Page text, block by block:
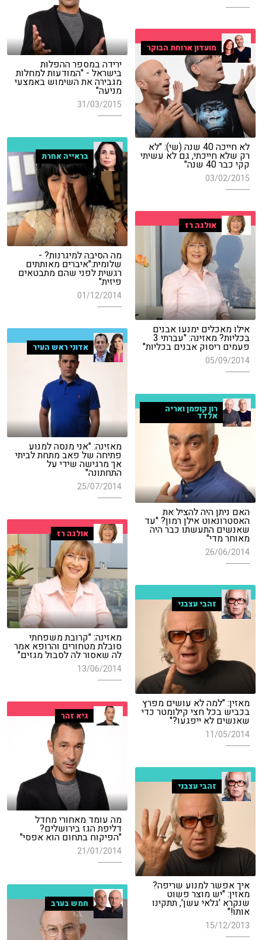
ירידה במספר ההפלות
בישראל - "המודעות למחלות
מגבירה את השימוש באמצעי
מניעה"
31/03/2015
מועדון ארוחת הבוקר
לא חייכה 40 שנה (שי): "לא
רק שלא חייכתי, גם לא עשיתי
קקי כבר 40 שנה"
03/02/2015
בראייה אחרת
מה הסיבה למיגרנות? -
שלומית:"איברים מאותתים
רגשית לפני שהם מתבטאים
פיזית"
01/12/2014
אולגה רז
אילו מאכלים ימנעו אבנים
בכליות? מאזינה: "עברתי 3
פעמים ריסוק אבנים בכליות"
05/09/2014
אדוני ראש העיר
מאזינה: "אני מנסה למנוע
פתיחה של פאב מתחת לביתי
אך מרגישה שידי על
התחתונה"
25/07/2014
רון קופמן ואריה
אלדד
האם ניתן היה להציל את
האסטרונאוט אילן רמון? "עד
שאנשים התעשתו כבר היה
מאוחר מדי"
26/06/2014
אולגה רז
מאזינה: "קרובת משפחתי
סובלת מטחורים והרופא אמר
לה שאסור לה לסבול מגזים"
13/06/2014
זהבי עצבני
מאזין: "למה לא עושים מפרץ
בכביש בכל חצי קילומטר כדי
שאנשים לא ייפגעו?"
11/05/2014
גיא זהר
מה עומד מאחורי מחדל
דליפת הגז בירושלים?
"הפיקוח בתחום הוא אפסי"
21/01/2014
זהבי עצבני
איך אפשר למנוע שריפה?
מאזין: "יש מוצר פשוט
שנקרא 'גלאי עשן', תתקינו
אותו!"
15/12/2013
חמש בערב